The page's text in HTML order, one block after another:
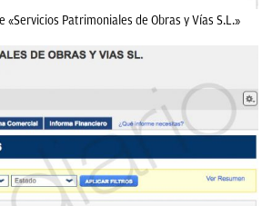
«Servicios Patrimoniales de Obras y Vías S.L.»